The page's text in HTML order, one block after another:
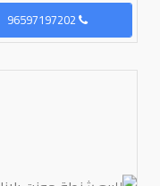
96597197202